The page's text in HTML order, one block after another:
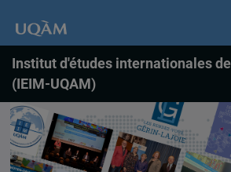
Institut d'études internationales
(IEIM-UQAM)